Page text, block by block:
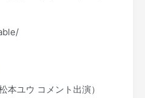
ユウ コメント出演）